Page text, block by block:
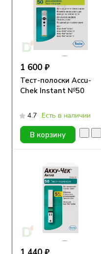
1 600 ₽
Тест-полоски Accu-
Chek Instant №50
4.7 Есть в наличии
В корзину